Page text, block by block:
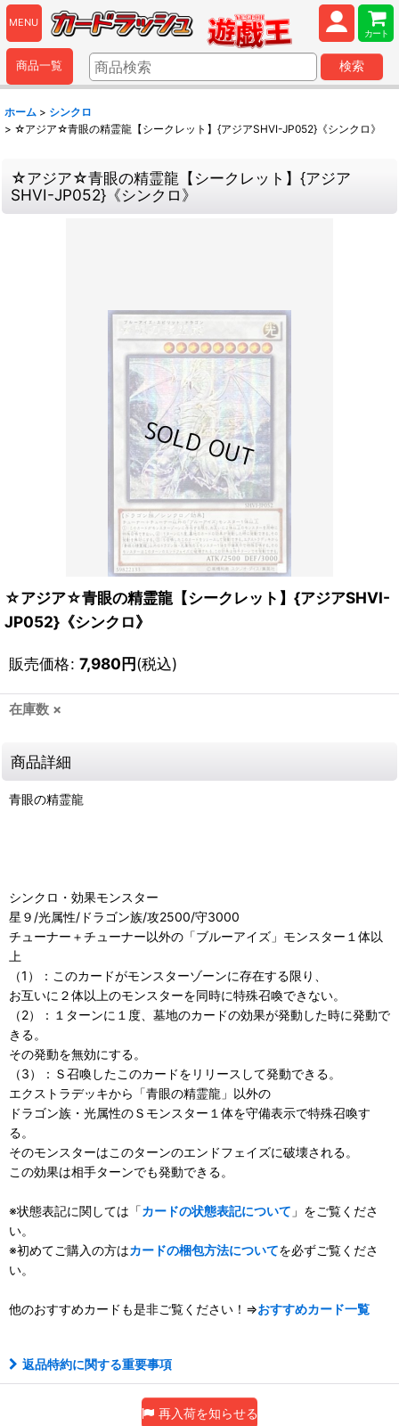
MENU
カート
商品一覧 検索
ホーム > シンクロ
> ☆アジア☆青眼の精霊龍【シークレット】{アジアSHVI-JP052}《シンクロ》
☆アジア☆青眼の精霊龍【シークレット】{アジア
SHVI-JP052}《シンクロ》
☆アジア☆青眼の精霊龍【シークレット】{アジアSHVI-
JP052}《シンクロ》
販売価格: 7,980円(税込)
在庫数 ×
商品詳細
青眼の精霊龍
シンクロ・効果モンスター
星９/光属性/ドラゴン族/攻2500/守3000
チューナー＋チューナー以外の「ブルーアイズ」モンスター１体以
上
（1）：このカードがモンスターゾーンに存在する限り、
お互いに２体以上のモンスターを同時に特殊召喚できない。
（2）：１ターンに１度、墓地のカードの効果が発動した時に発動で
きる。
その発動を無効にする。
（3）：Ｓ召喚したこのカードをリリースして発動できる。
エクストラデッキから「青眼の精霊龍」以外の
ドラゴン族・光属性のＳモンスター１体を守備表示で特殊召喚す
る。
そのモンスターはこのターンのエンドフェイズに破壊される。
この効果は相手ターンでも発動できる。
※状態表記に関しては「カードの状態表記について 」をご覧くださ
い。
※初めてご購入の方はカードの梱包方法についてを必ずご覧くださ
い。
他のおすすめカードも是非ご覧ください！⇒おすすめカード一覧
返品特約に関する重要事項
再入荷を知らせる